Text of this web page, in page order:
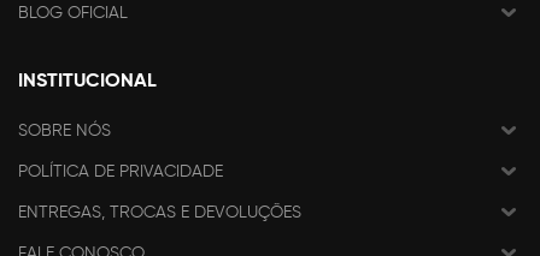
BLOG OFICIAL
INSTITUCIONAL
SOBRE NÓS
POLÍTICA DE PRIVACIDADE
ENTREGAS, TROCAS E DEVOLUÇÕES